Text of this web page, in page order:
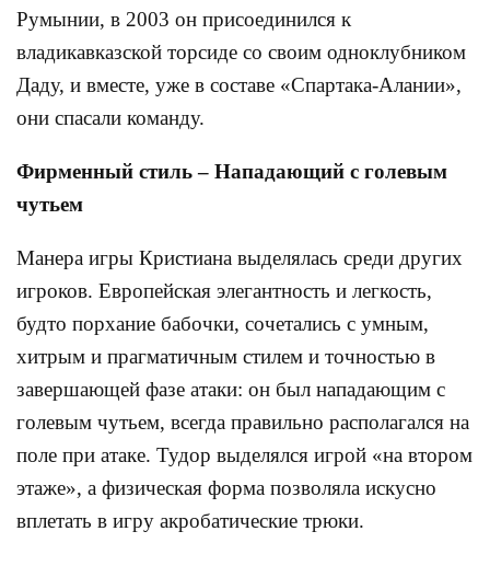
Румынии, в 2003 он присоединился к
владикавказской торсиде со своим одноклубником
Даду, и вместе, уже в составе «Спартака-Алании»,
они спасали команду.
Фирменный стиль – Нападающий с голевым
чутьем
Манера игры Кристиана выделялась среди других
игроков. Европейская элегантность и легкость,
будто порхание бабочки, сочетались с умным,
хитрым и прагматичным стилем и точностью в
завершающей фазе атаки: он был нападающим с
голевым чутьем, всегда правильно располагался на
поле при атаке. Тудор выделялся игрой «на втором
этаже», а физическая форма позволяла искусно
вплетать в игру акробатические трюки.